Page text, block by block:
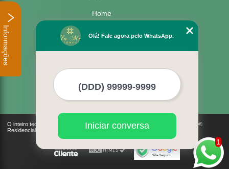
Home
Missão
Mais Serviços
O inteiro teor deste site está sujeito à proteção de direitos autorais. Copyright©
Residencial Villa Maná (Lei 9610 de 19/02/1998)
1
Olá! Fale agora pelo WhatsApp.
Iniciar conversa
Informações